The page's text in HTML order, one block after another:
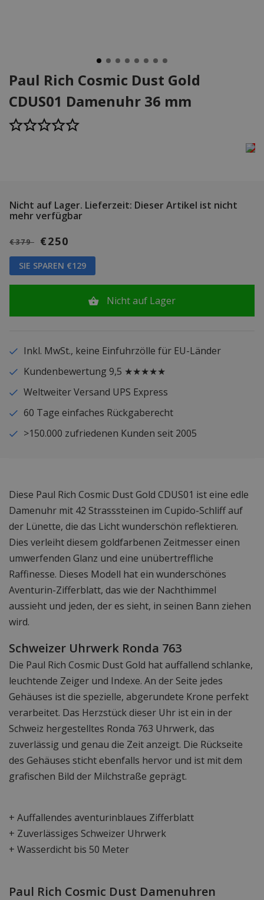
Paul Rich Cosmic Dust Gold
CDUS01 Damenuhr 36 mm
Nicht auf Lager. Lieferzeit: Dieser Artikel ist nicht
mehr verfügbar
€379 €250
SIE SPAREN €129
Nicht auf Lager
Inkl. MwSt., keine Einfuhrzölle für EU-Länder
Kundenbewertung 9,5 ★★★★★
Weltweiter Versand UPS Express
60 Tage einfaches Rückgaberecht
>150.000 zufriedenen Kunden seit 2005
Diese Paul Rich Cosmic Dust Gold CDUS01 ist eine edle
Damenuhr mit 42 Strasssteinen im Cupido-Schliff auf
der Lünette, die das Licht wunderschön reflektieren.
Dies verleiht diesem goldfarbenen Zeitmesser einen
umwerfenden Glanz und eine unübertreffliche
Raffinesse. Dieses Modell hat ein wunderschönes
Aventurin-Zifferblatt, das wie der Nachthimmel
aussieht und jeden, der es sieht, in seinen Bann ziehen
wird.
Schweizer Uhrwerk Ronda 763
Die Paul Rich Cosmic Dust Gold hat auffallend schlanke,
leuchtende Zeiger und Indexe. An der Seite jedes
Gehäuses ist die spezielle, abgerundete Krone perfekt
verarbeitet. Das Herzstück dieser Uhr ist ein in der
Schweiz hergestelltes Ronda 763 Uhrwerk, das
zuverlässig und genau die Zeit anzeigt. Die Rückseite
des Gehäuses sticht ebenfalls hervor und ist mit dem
grafischen Bild der Milchstraße geprägt.
+ Auffallendes aventurinblaues Zifferblatt
+ Zuverlässiges Schweizer Uhrwerk
+ Wasserdicht bis 50 Meter
Paul Rich Cosmic Dust Damenuhren